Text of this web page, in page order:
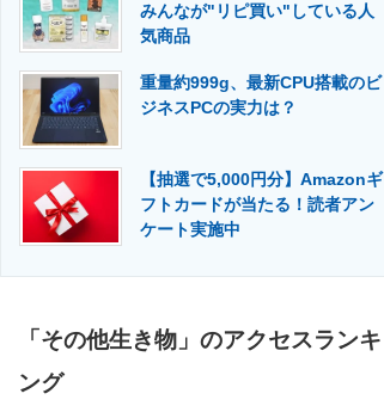
専門メディア 建設×テクノロジーの最前線
みんなが"リピ買い"している人
気商品
重量約999g、最新CPU搭載のビ
ジネスPCの実力は？
【抽選で5,000円分】Amazonギ
フトカードが当たる！読者アン
ケート実施中
「その他生き物」のアクセスランキ
ング